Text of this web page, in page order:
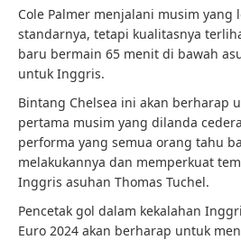
Cole Palmer menjalani musim
standarnya, tetapi kualitasnya
baru bermain 65 menit di bawah
untuk Inggris.
Bintang Chelsea ini akan berharap
pertama musim yang dilanda
performa yang semua orang tahu
melakukannya dan memperkuat
Inggris asuhan Thomas Tuchel.
Pencetak gol dalam kekalahan
Euro 2024 akan berharap untuk